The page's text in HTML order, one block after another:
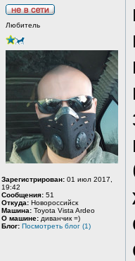
Любитель
Зарегистрирован: 01 июл 2017,
19:42
Сообщения: 51
Откуда: Новороссийск
Машина: Toyota Vista Ardeo
О машине: диванчик =)
Блог: Посмотреть блог (1)